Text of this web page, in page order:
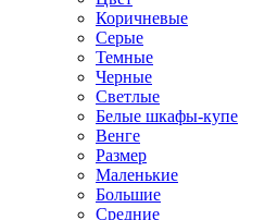
Коричневые
Серые
Темные
Черные
Светлые
Белые шкафы-купе
Венге
Размер
Маленькие
Большие
Средние